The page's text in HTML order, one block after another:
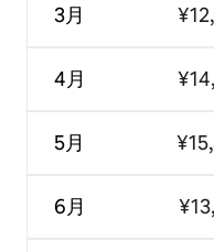
3月
4月
5月
6月